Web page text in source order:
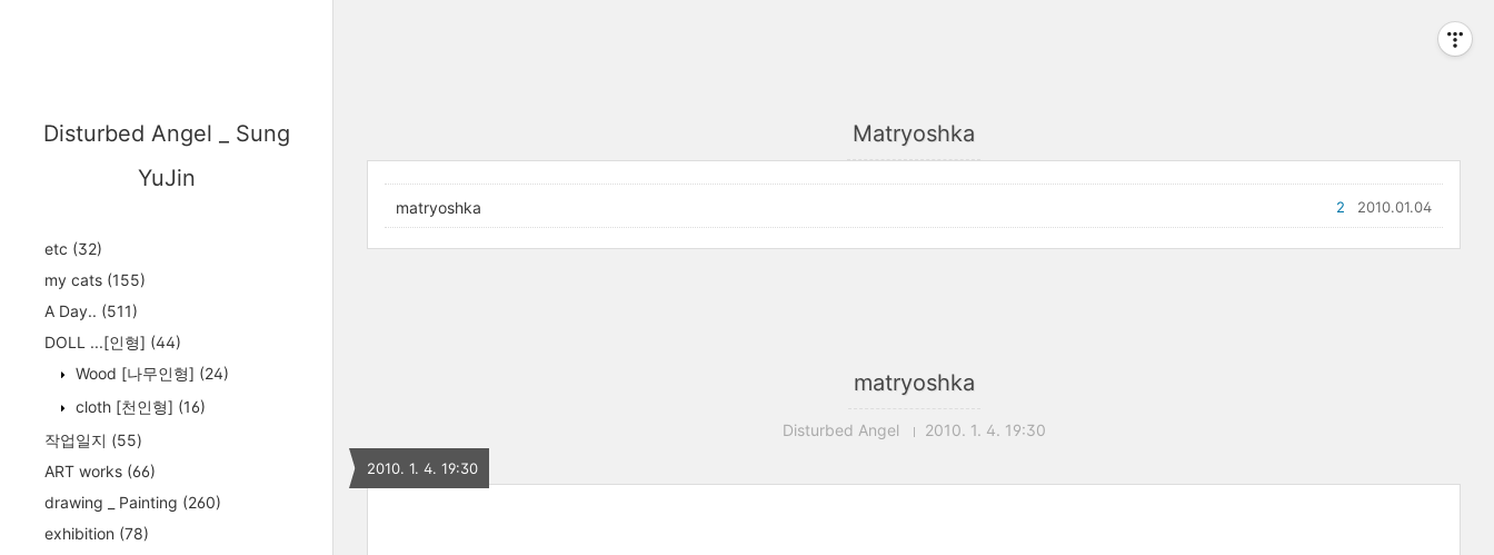
Disturbed Angel _ Sung
YuJin
etc (32)
my cats (155)
A Day.. (511)
DOLL ...[인형] (44)
Wood [나무인형] (24)
cloth [천인형] (16)
작업일지 (55)
ART works (66)
drawing _ Painting (260)
exhibition (78)
Matryoshka
matryoshka 2010.01.04
2
matryoshka
Disturbed Angel 2010. 1. 4. 19:30
2010. 1. 4. 19:30